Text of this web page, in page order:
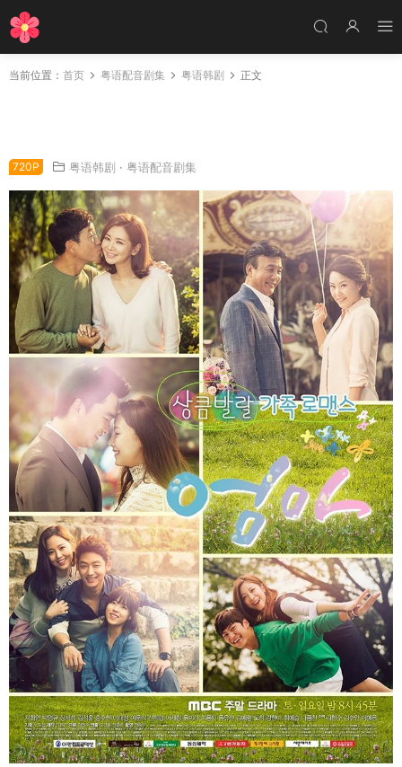
当前位置： 首页 粤语配音剧集 粤语韩剧 正文
720P 粤语韩剧 · 粤语配音剧集